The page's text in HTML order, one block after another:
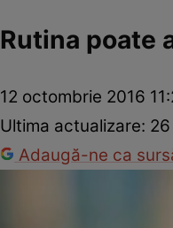
Rutina poate
12 octombrie 2016
Ultima actualizare:
Adaugă-ne ca